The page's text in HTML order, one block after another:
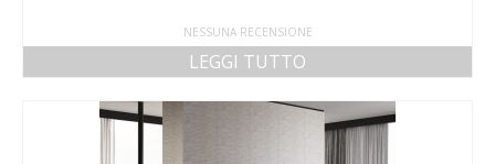
NESSUNA RECENSIONE
LEGGI TUTTO